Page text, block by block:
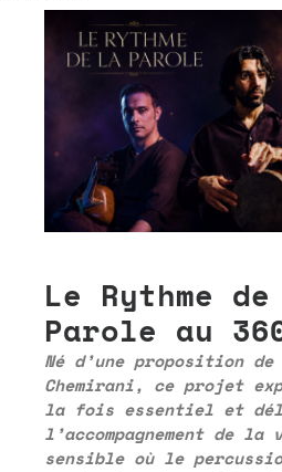
Le Rythme
Parole au
Né d’une proposition de
Chemirani, ce projet
la fois essentiel et
l’accompagnement de
sensible où le